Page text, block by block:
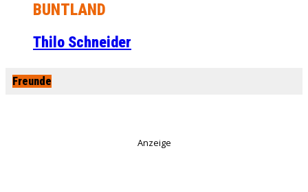
BUNTLAND
Thilo Schneider
Freunde
Anzeige